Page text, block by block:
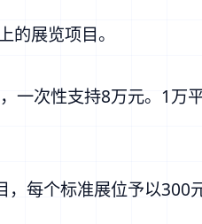
的展览项目。
一次性支持8万元。1万
每个标准展位予以300